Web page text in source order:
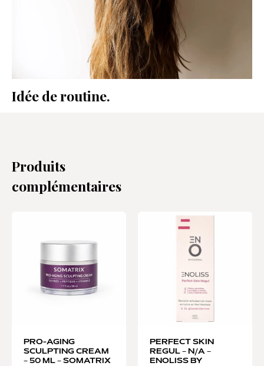
Idée de routine.
Produits
complémentaires
PRO-AGING
SCULPTING CREAM
– 50 ML – SOMATRIX
PERFECT SKIN
REGUL – N/A –
ENOLISS BY